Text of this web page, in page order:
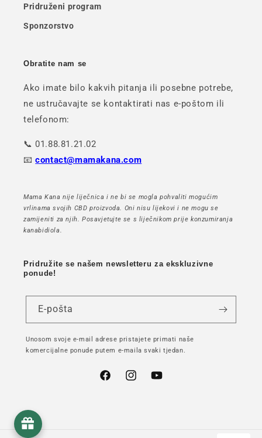
Pridruženi program
Sponzorstvo
Obratite nam se
Ako imate bilo kakvih pitanja ili posebne potrebe,
ne ustručavajte se kontaktirati nas e-poštom ili
telefonom:
📞 01.88.81.21.02
📧contact@mamakana.com
Mama Kana nije liječnica i ne bi se mogla pohvaliti mogućim
vrlinama svojih CBD proizvoda. Oni nisu lijekovi i ne mogu se
zamijeniti za njih. Posavjetujte se s liječnikom prije konzumiranja
kanabidiola.
Pridružite se našem newsletteru za ekskluzivne
ponude!
E-pošta
Unosom svoje e-mail adrese pristajete primati naše
komercijalne ponude putem e-maila svaki tjedan.
FacebookInstagramYouTube